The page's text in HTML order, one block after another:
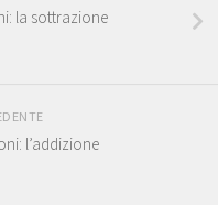
la sottrazione
l’addizione